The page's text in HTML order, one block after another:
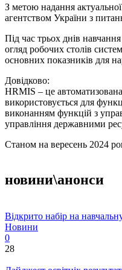
З метою надання
агентством України з
Під час трьох днів
огляд робочих столів
основних показників для
Довідково:
HRMIS – це
використовується для
виконанням функцій з
управління державними
Станом на вересень 2024
новини\анонси
Відкрито набір на
Новини
0
28